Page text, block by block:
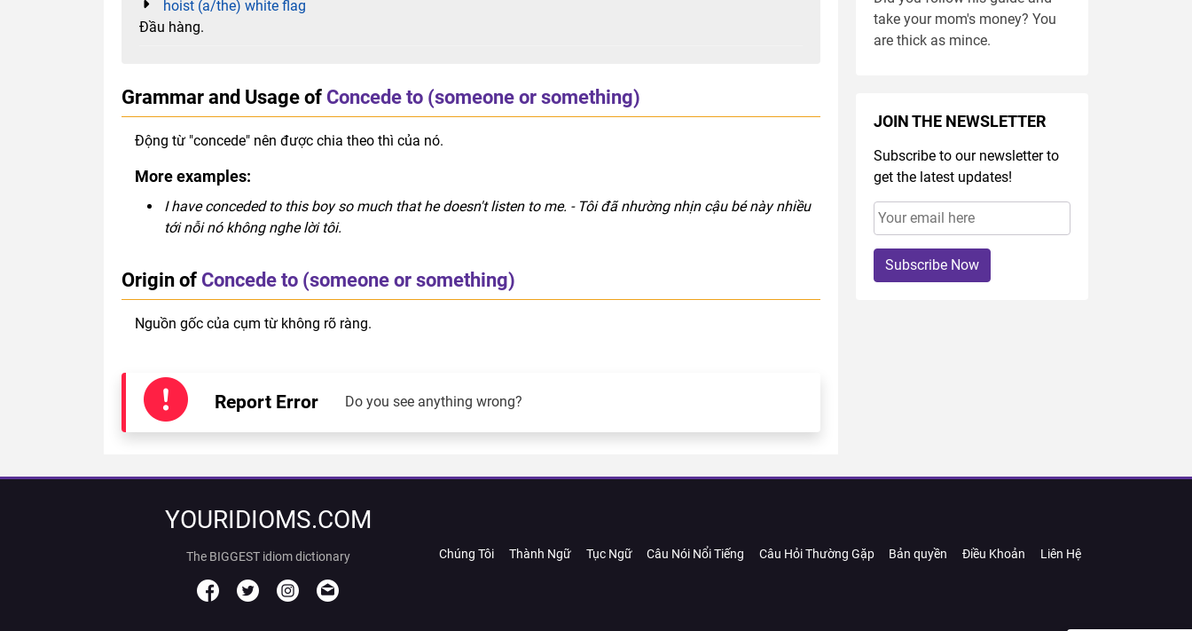
hoist (a/the) white flag
Đầu hàng.
Grammar and Usage of Concede to (someone or something)
Động từ "concede" nên được chia theo thì của nó.
More examples:
I have conceded to this boy so much that he doesn't listen to me. - Tôi đã nhường nhịn cậu bé này nhiều
tới nỗi nó không nghe lời tôi.
Origin of Concede to (someone or something)
Nguồn gốc của cụm từ không rõ ràng.
Report Error Do you see anything wrong?
take your mom's money? You
are thick as mince.
JOIN THE NEWSLETTER
Subscribe to our newsletter to
get the latest updates!
Subscribe Now
YOURIDIOMS.COM
The BIGGEST idiom dictionary Chúng Tôi Thành Ngữ Tục Ngữ Câu Nói Nổi Tiếng Câu Hỏi Thường Gặp Bản quyền Điều Khoản Liên Hệ